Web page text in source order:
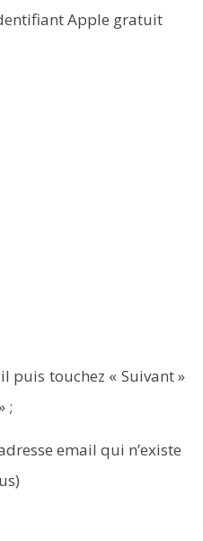
puis touchez « Suivant »
;
email qui n’existe